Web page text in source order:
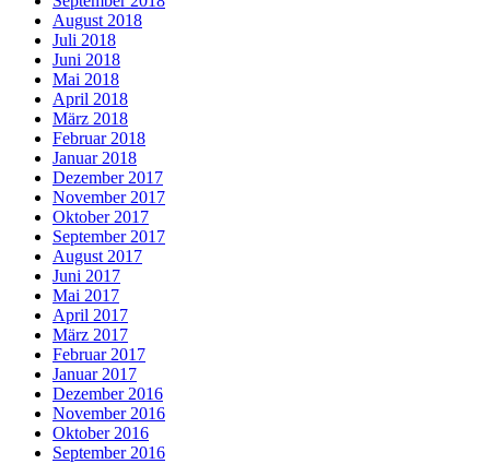
August 2018
Juli 2018
Juni 2018
Mai 2018
April 2018
März 2018
Februar 2018
Januar 2018
Dezember 2017
November 2017
Oktober 2017
September 2017
August 2017
Juni 2017
Mai 2017
April 2017
März 2017
Februar 2017
Januar 2017
Dezember 2016
November 2016
Oktober 2016
September 2016